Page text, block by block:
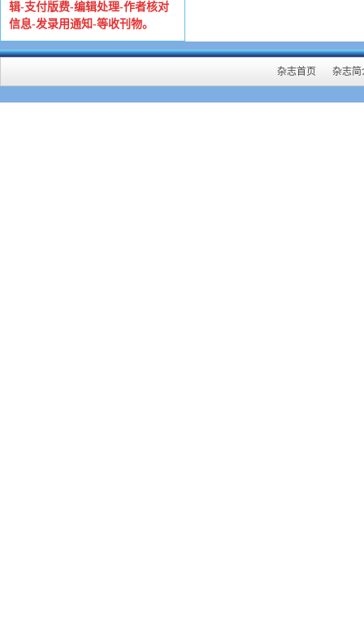
辑-支付版费-编辑处理-作者核对
信息-发录用通知-等收刊物。
杂志首页 杂志简